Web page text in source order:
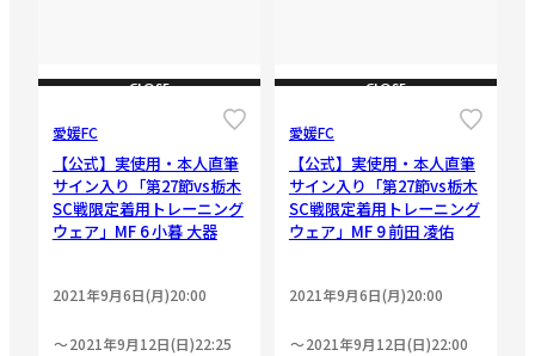
CLOSE
愛媛FC
【公式】実使用・本人直筆
サイン入り「第27節vs栃木
SC戦限定着用トレーニング
ウェア」MF 6 小暮 大器
2021年9月6日(月)20:00
2021年9月12日(日)22:25
CLOSE
愛媛FC
【公式】実使用・本人直筆
サイン入り「第27節vs栃木
SC戦限定着用トレーニング
ウェア」MF 9 前田 凌佑
2021年9月6日(月)20:00
2021年9月12日(日)22:00